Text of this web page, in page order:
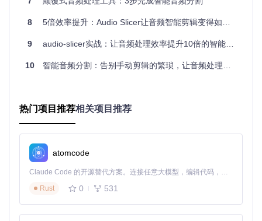
git clone https://gitcode.com/gh_mirrors/aud/audio-slicer
pip install -r requirements.txt
第二步：添加文件与参数配置
打开应用后，点击"Add Audio Files..."按钮添加待处理音频。
在右侧设置面板中配置参数：阈值建议设置在-35dB至-45dB
之间，最小长度保持5000ms以避免过短片段，最小间隔300m
持智能静音切割的核心功能
8 5倍效率提升：Audio Slicer让音频智能剪辑变得如此简单
9 audio-slicer实战：让音频处理效率提升10倍的智能切割方案
10 智能音频分割：告别手动剪辑的繁琐，让音频处理效率倍增
热门项目推荐相关项目推荐
atomcode
Claude Code 的开源替代方案。连接任意大模型，编辑代码，运行命令，自动验证 — 全自动执行。用 Rust 构建，极致性能。 ｜ An open-source alternative to Claude Code. Connect any LLM, edit code, run commands, and verify changes — autonomously. Built in Rust for speed. Get Started
Rust
0 531